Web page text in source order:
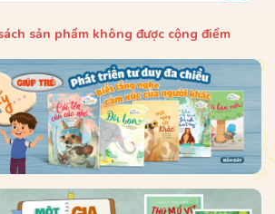
sản phẩm không được cộng điểm